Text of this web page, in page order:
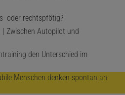
oder rechtspfötig?
| Zwischen Autopilot und
den Unterschied im
Menschen denken spontan an